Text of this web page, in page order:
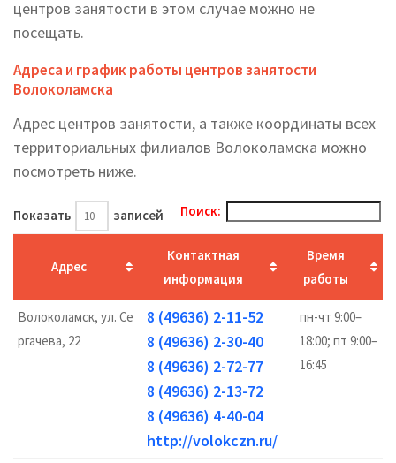
центров занятости в этом случае можно не
посещать.
Адреса и график работы центров занятости
Волоколамска
Адрес центров занятости, а также координаты всех
территориальных филиалов Волоколамска можно
посмотреть ниже.
Показать записей Поиск:
Адрес
Контактная
информация
Время
работы
Волоколамск, ул. Се
ргачева, 22
8 (49636) 2-11-52
8 (49636) 2-30-40
8 (49636) 2-72-77
8 (49636) 2-13-72
8 (49636) 4-40-04
http://volokczn.ru/
пн-чт 9:00–
18:00; пт 9:00–
16:45